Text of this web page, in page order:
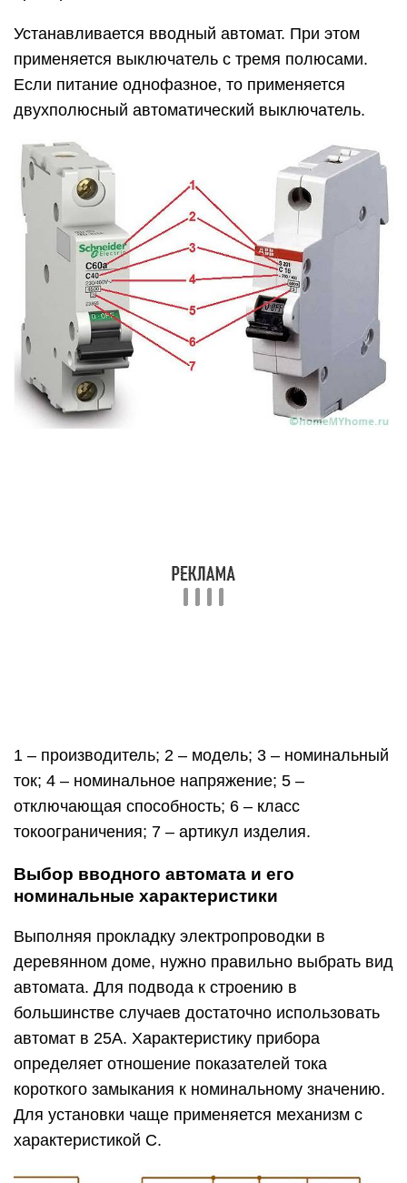
Устанавливается вводный автомат. При этом
применяется выключатель с тремя полюсами.
Если питание однофазное, то применяется
двухполюсный автоматический выключатель.
1 – производитель; 2 – модель; 3 – номинальный
ток; 4 – номинальное напряжение; 5 –
отключающая способность; 6 – класс
токоограничения; 7 – артикул изделия.
Выбор вводного автомата и его
номинальные характеристики
Выполняя прокладку электропроводки в
деревянном доме, нужно правильно выбрать вид
автомата. Для подвода к строению в
большинстве случаев достаточно использовать
автомат в 25А. Характеристику прибора
определяет отношение показателей тока
короткого замыкания к номинальному значению.
Для установки чаще применяется механизм с
характеристикой С.